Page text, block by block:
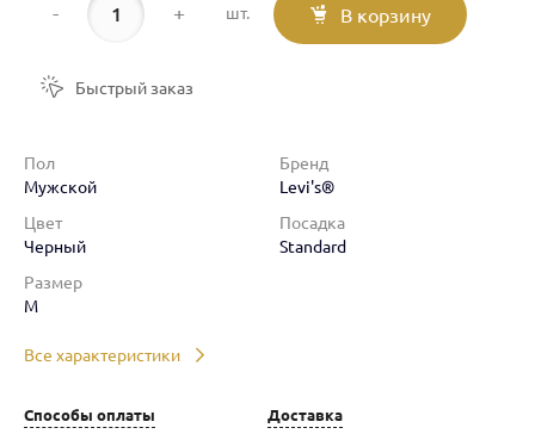
- + шт. В корзину
Быстрый заказ
Пол
Мужской
Бренд
Levi's®
Цвет
Черный
Посадка
Standard
Размер
M
Все характеристики
Способы оплаты Доставка